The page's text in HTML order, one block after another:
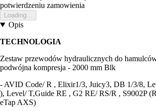
potwierdzeniu zamowienia
Loading...
Opis
TECHNOLOGIA
Zestaw przewodów hydraulicznych do
podwójna kompresja - 2000 mm Blk
- AVID Code/ R , Elixir1/3, Juicy3, DB 1/3/8,
), Level/ T,Guide RE , G2 RE/ RS/R , S9002P
eTap AXS)